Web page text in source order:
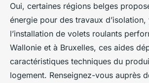
Oui, certaines régions belges
énergie pour des travaux
l’installation de volets roulants
Wallonie et à Bruxelles, ces aides
caractéristiques techniques du
logement. Renseignez-vous auprès